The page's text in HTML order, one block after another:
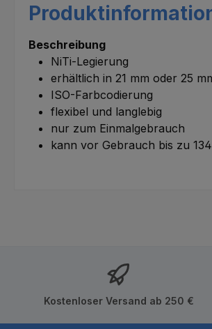
Beschreibung
NiTi-Legierung
erhältlich in 21 mm oder 25
ISO-Farbcodierung
flexibel und langlebig
nur zum Einmalgebrauch
kann vor Gebrauch bis zu
Kostenloser Versand ab 250 €